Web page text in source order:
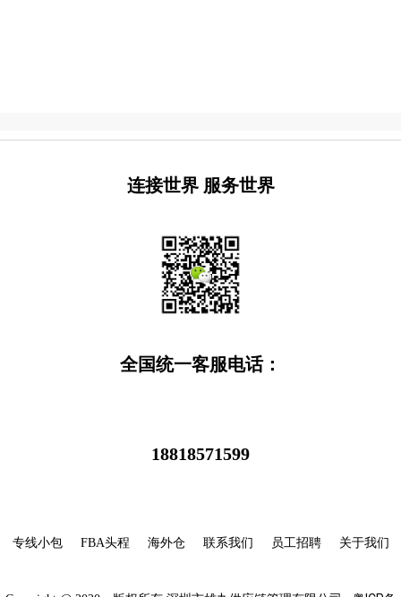
连接世界 服务世界
全国统一客服电话：
18818571599
专线小包 FBA头程 海外仓 联系我们 员工招聘 关于我们